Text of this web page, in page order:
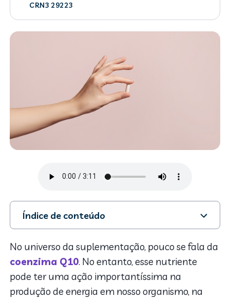
CRN3 29223
Índice de conteúdo
1. Afinal, por quanto tempo posso tomar a coenzima
Q10?
2. O que é a coenzima Q10?
3. Quais os benefícios da CoQ10?
4. Coenzima Q10: quando e como suplementar?
5. Quantidade ideal por dia
No universo da suplementação, pouco se fala da
coenzima Q10. No entanto, esse nutriente
pode ter uma ação importantíssima na
produção de energia em nosso organismo, na